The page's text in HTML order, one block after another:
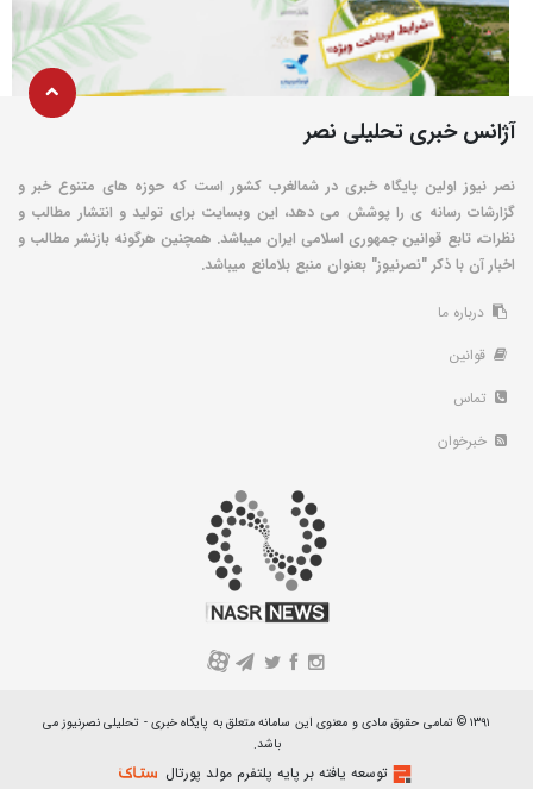
آژانس خبری تحلیلی نصر
نصر نیوز اولین پایگاه خبری در شمالغرب کشور است که حوزه های متنوع خبر و
گزارشات رسانه ی را پوشش می دهد، این وبسایت برای تولید و انتشار مطالب و
نظرات، تابع قوانین جمهوری اسلامی ایران میباشد. همچنین هرگونه بازنشر مطالب و
اخبار آن با ذکر "نصرنیوز" بعنوان منبع بلامانع میباشد.
درباره ما
قوانین
تماس
خبرخوان
A
۱۳۹۱ © تمامی حقوق مادی و معنوی این سامانه متعلق به پایگاه خبری - تحلیلی نصرنیوز می
باشد.
توسعه یافته بر پایه پلتفرم مولد پورتال